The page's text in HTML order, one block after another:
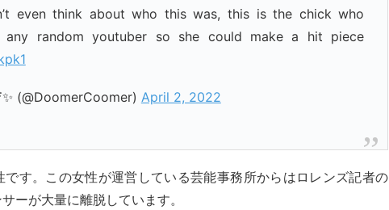
even think about who this was, this is the chick who
random youtuber so she could make a hit piece
(@DoomerCoomer) April 2, 2022
です。この女性が運営している芸能事務所からはロレンズ記者の
ーが大量に離脱しています。